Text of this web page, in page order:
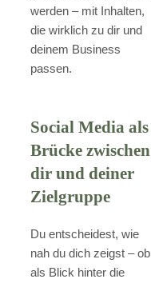
werden – mit Inhalten,
die wirklich zu dir und
deinem Business
passen.
Social Media als
Brücke zwischen
dir und deiner
Zielgruppe
Du entscheidest, wie
nah du dich zeigst – ob
als Blick hinter die